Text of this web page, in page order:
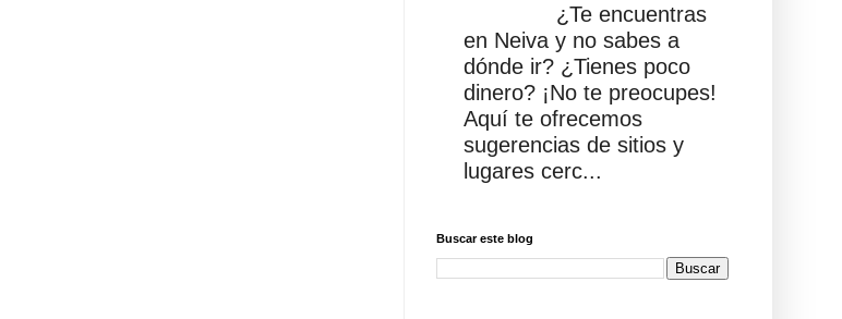
¿Te encuentras
en Neiva y no sabes a
dónde ir? ¿Tienes poco
dinero? ¡No te preocupes!
Aquí te ofrecemos
sugerencias de sitios y
lugares cerc...
Buscar este blog